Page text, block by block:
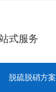
式服务
脱硫脱硝方案